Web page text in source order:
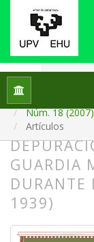
Inicio
Núm. 18
Artículos
GUARDIA
DURANTE
1939)